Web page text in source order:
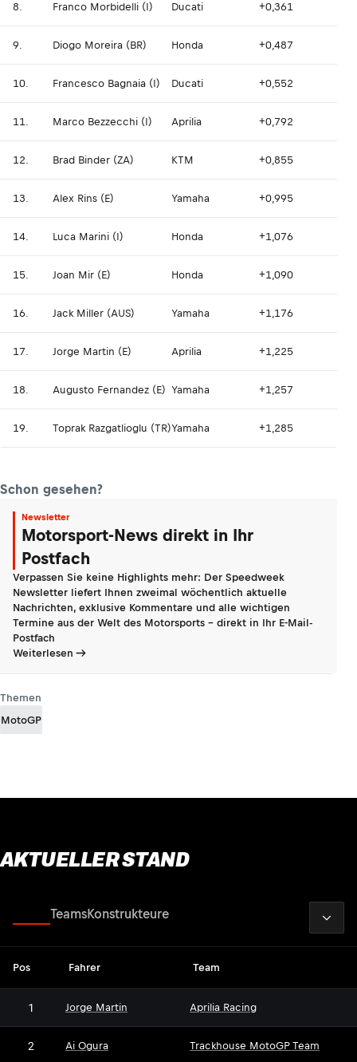
8. Franco Morbidelli (I) Ducati +0,361
9. Diogo Moreira (BR) Honda +0,487
10. Francesco Bagnaia (I) Ducati +0,552
11. Marco Bezzecchi (I) Aprilia +0,792
12. Brad Binder (ZA) KTM +0,855
13. Alex Rins (E) Yamaha +0,995
14. Luca Marini (I) Honda +1,076
15. Joan Mir (E) Honda +1,090
16. Jack Miller (AUS) Yamaha +1,176
17. Jorge Martin (E) Aprilia +1,225
18. Augusto Fernandez (E) Yamaha +1,257
19. Toprak Razgatlioglu (TR)Yamaha +1,285
Schon gesehen?
Newsletter
Motorsport-News direkt in Ihr
Postfach
Verpassen Sie keine Highlights mehr: Der Speedweek
Newsletter liefert Ihnen zweimal wöchentlich aktuelle
Nachrichten, exklusive Kommentare und alle wichtigen
Termine aus der Welt des Motorsports - direkt in Ihr E-Mail-
Postfach
Weiterlesen
Themen
MotoGP
AKTUELLER STAND
TeamsKonstrukteure
Pos Fahrer Team
1 Jorge Martin Aprilia Racing
2 Ai Ogura Trackhouse MotoGP Team